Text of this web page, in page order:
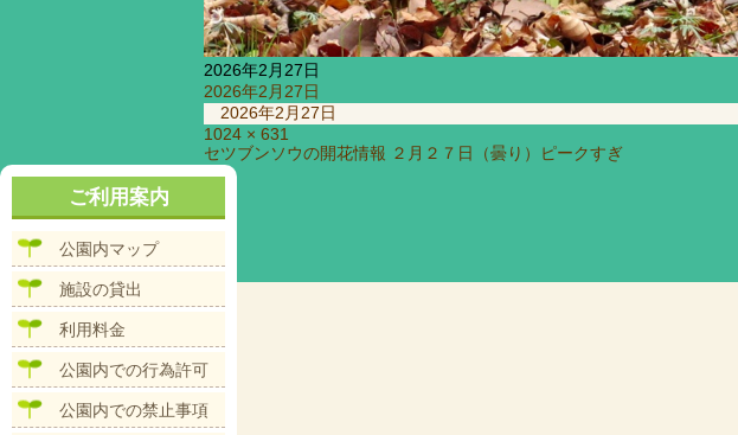
2026年2月27日
投
日:
2026年2月27日
2026年2月27日
フ
ル
サ
ズ
1024 × 631
投
稿
ビ
セツブンソウの開花情報 ２月２７日（曇り）ピークすぎ
ご利用案内
公園内マップ
施設の貸出
利用料金
公園内での行為許可
公園内での禁止事項